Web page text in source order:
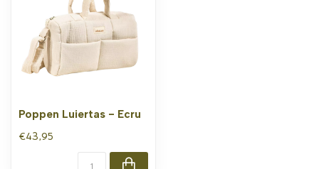
Poppen Luiertas - Ecru
€43,95